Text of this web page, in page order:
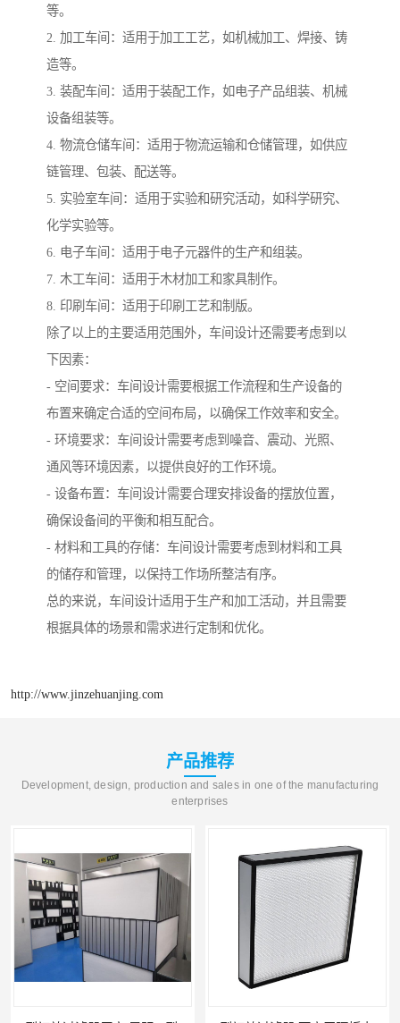
等。
2. 加工车间：适用于加工工艺，如机械加工、焊接、铸
造等。
3. 装配车间：适用于装配工作，如电子产品组装、机械
设备组装等。
4. 物流仓储车间：适用于物流运输和仓储管理，如供应
链管理、包装、配送等。
5. 实验室车间：适用于实验和研究活动，如科学研究、
化学实验等。
6. 电子车间：适用于电子元器件的生产和组装。
7. 木工车间：适用于木材加工和家具制作。
8. 印刷车间：适用于印刷工艺和制版。
除了以上的主要适用范围外，车间设计还需要考虑到以
下因素：
- 空间要求：车间设计需要根据工作流程和生产设备的
布置来确定合适的空间布局，以确保工作效率和安全。
- 环境要求：车间设计需要考虑到噪音、震动、光照、
通风等环境因素，以提供良好的工作环境。
- 设备布置：车间设计需要合理安排设备的摆放位置，
确保设备间的平衡和相互配合。
- 材料和工具的存储：车间设计需要考虑到材料和工具
的储存和管理，以保持工作场所整洁有序。
总的来说，车间设计适用于生产和加工活动，并且需要
根据具体的场景和需求进行定制和优化。
http://www.jinzehuanjing.com
产品推荐
Development, design, production and sales in one of the manufacturing
enterprises